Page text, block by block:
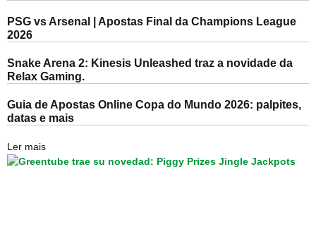
PSG vs Arsenal | Apostas Final da Champions League
2026
Snake Arena 2: Kinesis Unleashed traz a novidade da
Relax Gaming.
Guia de Apostas Online Copa do Mundo 2026: palpites,
datas e mais
Ler mais